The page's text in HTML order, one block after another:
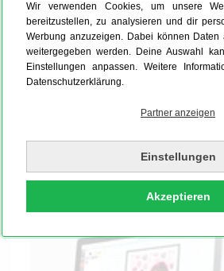
Wir verwenden Cookies, um unsere
bereitzustellen, zu analysieren und dir
Werbung anzuzeigen. Dabei können
weitergegeben werden. Deine Auswahl
Einstellungen anpassen. Weitere
Datenschutzerklärung.
Partner anzeigen
Einstellungen
Akzeptieren
Disney-Charakteren zum Leben
Minnie für romantische Momente,
galaktische Abenteuer oderdie
Prinzessinnen-Momente – jede
exklusive Möglichkeit gibt es nur